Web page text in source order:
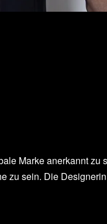
Marke anerkannt zu
zu sein. Die